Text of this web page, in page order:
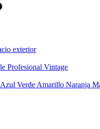
exterior
Profesional Vintage
Azul Verde Amarillo Naranja